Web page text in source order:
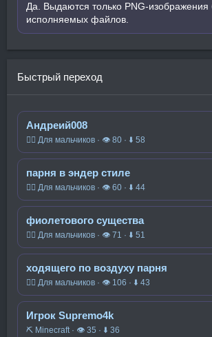
Да. Выдаются только PNG-изображения
исполняемых файлов.
Быстрый переход
Андреий008
🧍‍♂️ Для мальчиков · 👁 80 · ⬇ 58
парня в эндер стиле
🧍‍♂️ Для мальчиков · 👁 60 · ⬇ 44
фиолетового существа
🧍‍♂️ Для мальчиков · 👁 71 · ⬇ 51
ходящего по воздуху парня
🧍‍♂️ Для мальчиков · 👁 106 · ⬇ 43
Игрок Supremo4k
⛏️ Minecraft · 👁 35 · ⬇ 36